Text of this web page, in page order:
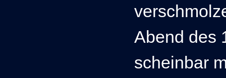
Abend des
scheinbar